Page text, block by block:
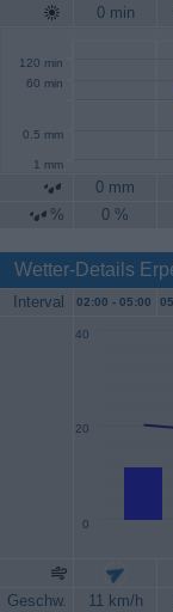
0 min
60 min
120 min
0.5 mm
1 mm
0 mm
%
0 %
Wetter-Details
Interval 02:00 - 05:00
0
20
40
Geschw. 11 km/h